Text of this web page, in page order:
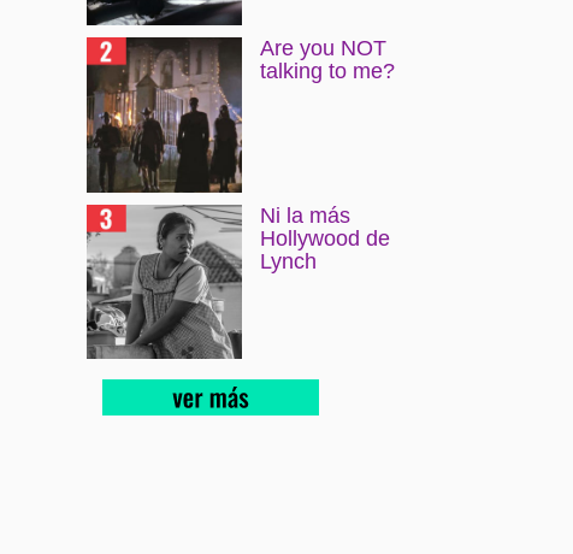
Are you NOT
talking to me?
Ni la más
Hollywood de
Lynch